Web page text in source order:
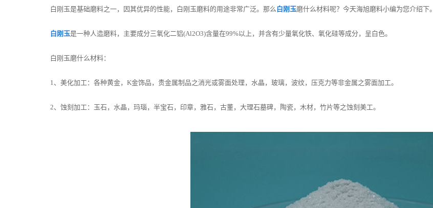
白刚玉是基础磨料之一，因其优异的性能，白刚玉磨料的用途非常广泛。那么 白刚玉磨什么材料呢？今天海旭磨料小编为您介绍下。
白刚玉是一种人造磨料，主要成分三氧化二铝(Al2O3)含量在99%以上，并含有少量氧化铁、氧化硅等成分，呈白色。
白刚玉磨什么材料：
1、美化加工：各种黄金，K金饰品，贵金属制品之消光或雾面处理，水晶，玻璃，波纹，压克力等非金属之雾面加工。
2、蚀刻加工：玉石，水晶，玛瑙，半宝石，印章，雅石，古董，大理石墓碑，陶瓷，木材，竹片等之蚀刻美工。